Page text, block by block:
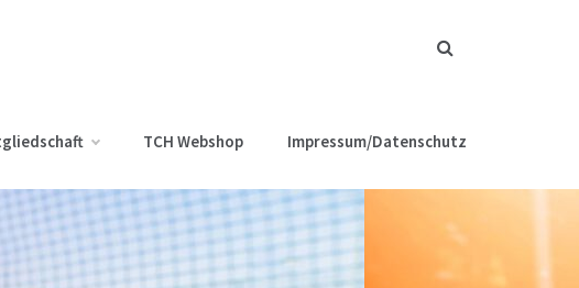
TCH Webshop Impressum/Datenschutz